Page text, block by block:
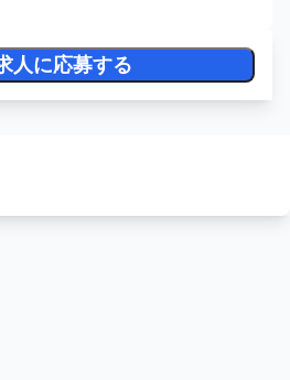
人に応募する